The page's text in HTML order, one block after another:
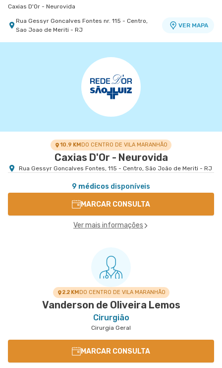
Caxias D'Or - Neurovida
Rua Gessyr Goncalves Fontes nr. 115 - Centro,
Sao Joao de Meriti - RJ
VER MAPA
Centro Médico Caxias D'Or - Unidade Silva
Rua Silva Fernandes nr. 875 - Parque Duque,
10.9 KMDO CENTRO DE VILA MARANHÃO
Caxias D'Or - Neurovida
Rua Gessyr Goncalves Fontes, 115 - Centro, São João de Meriti - RJ
9 médicos disponíveis
MARCAR CONSULTA
Ver mais informações
2.2 KMDO CENTRO DE VILA MARANHÃO
Vanderson de Oliveira Lemos
Cirurgião
Cirurgia Geral
MARCAR CONSULTA